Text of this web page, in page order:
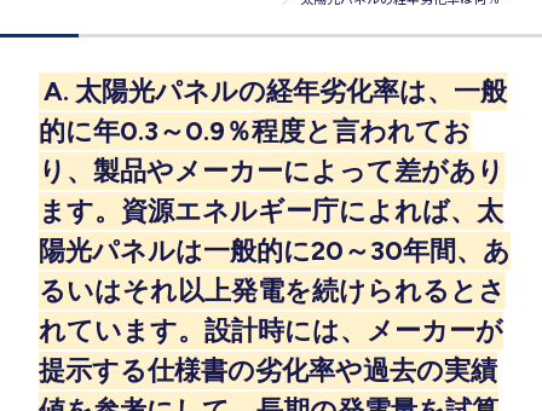
A. 太陽光パネルの経年劣化率は、一般
的に年0.3～0.9％程度と言われてお
り、製品やメーカーによって差があり
ます。資源エネルギー庁によれば、太
陽光パネルは一般的に20～30年間、あ
るいはそれ以上発電を続けられるとさ
れています。設計時には、メーカーが
提示する仕様書の劣化率や過去の実績